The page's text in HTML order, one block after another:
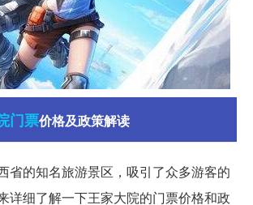
门票价格及政策解读
省的知名旅游景区，吸引了众多游客的
详细了解一下王家大院的门票价格和政